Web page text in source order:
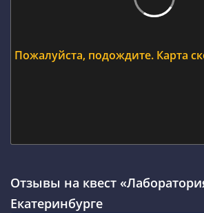
Пожалуйста, подождите. Карта
Отзывы на квест
Екатеринбурге